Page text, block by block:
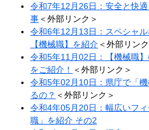
令和7年12月26日：安全と快
事＜外部リンク＞
令和6年12月13日：スペシャ
【機械職】を紹介＜外部リン
令和5年11月02日：【機械職
をご紹介​！​ ＜外部リンク＞
令和5年02月10日：県庁で「
るの？ ＜外部リンク＞
令和4年05月20日：幅広いフ
職」を紹介 その2